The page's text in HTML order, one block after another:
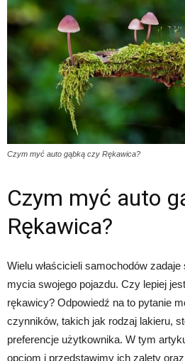
Czym myć auto gąbką czy Rękawica?
Czym myć auto
Rękawica?
Wielu właścicieli samochodów
mycia swojego pojazdu. Czy lepiej
rękawicy? Odpowiedź na to pytanie
czynników, takich jak rodzaj lakieru,
preferencje użytkownika. W tym
opcjom i przedstawimy ich zalety